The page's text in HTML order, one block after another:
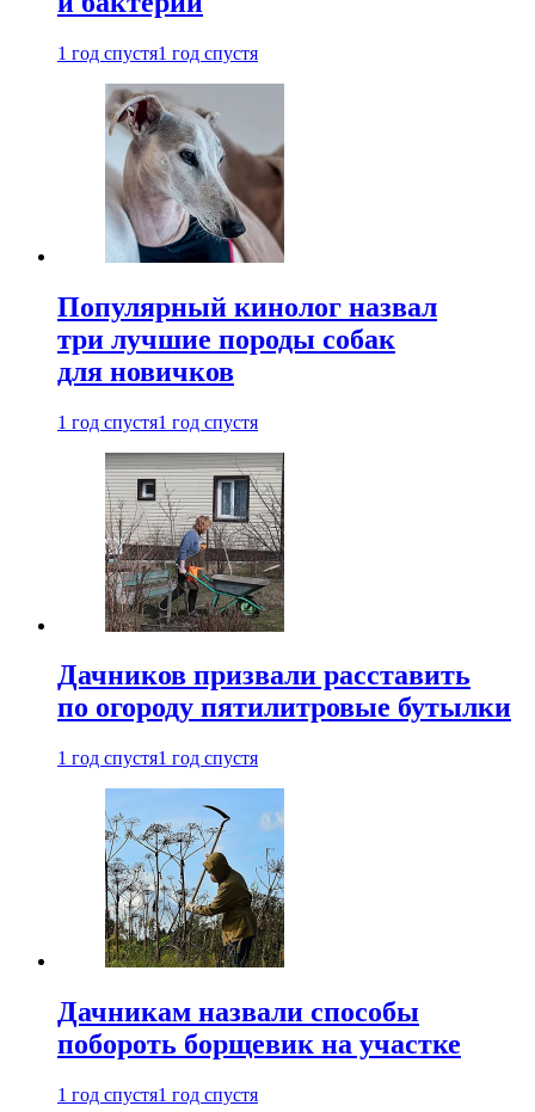
1 год спустя1 год спустя
Популярный кинолог назвал
три лучшие породы собак
для новичков
1 год спустя1 год спустя
Дачников призвали расставить
по огороду пятилитровые бутылки
1 год спустя1 год спустя
Дачникам назвали способы
побороть борщевик на участке
1 год спустя1 год спустя